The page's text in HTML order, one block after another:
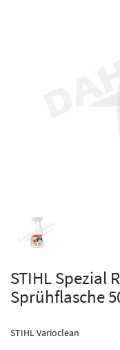
STIHL Spezial
Sprühflasche
STIHL Varioclean